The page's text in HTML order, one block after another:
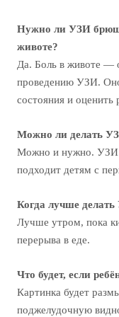
Нужно ли УЗИ
животе?
Да. Боль в животе —
проведению УЗИ.
состояния и
Можно ли делать
Можно и нужно. УЗИ
подходит детям с
Когда лучше
Лучше утром, пока
перерыва в еде.
Что будет, если
Картинка будет
поджелудочную